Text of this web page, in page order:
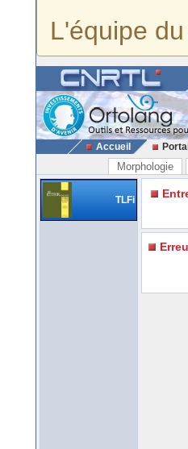
L'équipe
Accueil
Morphologie
TLFi